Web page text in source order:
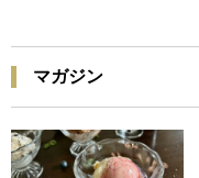
マガジン